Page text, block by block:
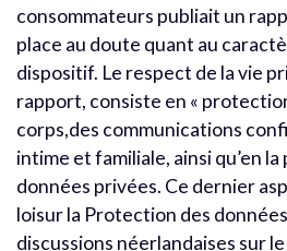
consommateurs publiait un
place au doute quant au
dispositif. Le respect de la vie
rapport, consiste en «
corps,des communications
intime et familiale, ainsi qu’en
données privées. Ce dernier
loisur la Protection des
discussions néerlandaises sur